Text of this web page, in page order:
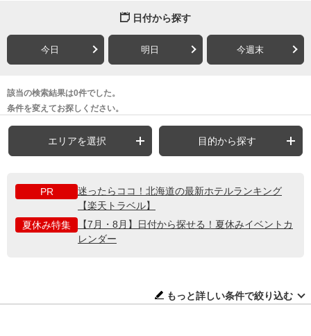
日付から探す
今日 明日 今週末
該当の検索結果は0件でした。
条件を変えてお探しください。
エリアを選択 目的から探す
PR
迷ったらココ！北海道の最新ホテルランキング
【楽天トラベル】
夏休み特集
【7月・8月】日付から探せる！夏休みイベントカ
レンダー
もっと詳しい条件で絞り込む